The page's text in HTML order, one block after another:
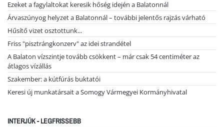
Ezeket a fagylaltokat keresik hőség idején a Balatonnál
Árvaszúnyog helyzet a Balatonnál – további jelentős rajzás várható
Hűsítő vizet osztottunk...
Friss "pisztrángkonzerv" az idei strandétel
A Balaton vízszintje tovább csökkent – már csak 54 centiméter az
átlagos vízállás
Szakember: a kútfúrás buktatói
Keresi új munkatársait a Somogy Vármegyei Kormányhivatal
INTERJÚK - LEGFRISSEBB